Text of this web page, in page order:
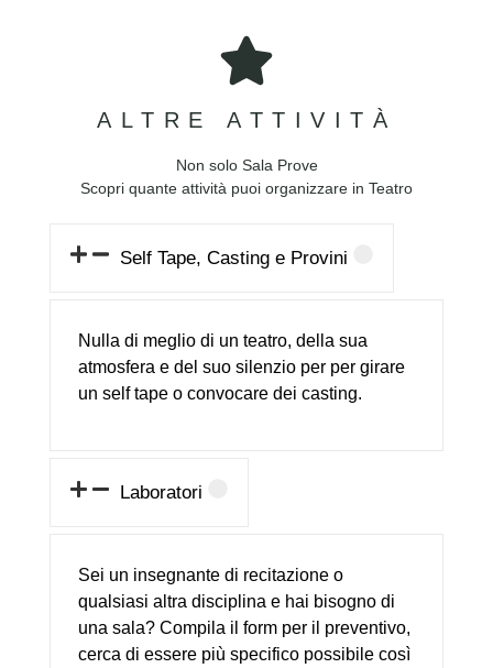
SALA MONICA
Sala Prove
e selftape. Dotata di aria condizionata,
bagno interno, impianto audio, softbox
e cavalletti per self tape
SCHEDA TECNICA
ALTRE ATTIVITÀ
Non solo Sala Prove
Scopri quante attività puoi organizzare in Teatro
Self Tape, Casting e Provini
Nulla di meglio di un teatro, della sua
atmosfera e del suo silenzio per per girare
un self tape o convocare dei casting.
Laboratori
Sei un insegnante di recitazione o
qualsiasi altra disciplina e hai bisogno di
una sala? Compila il form per il preventivo,
cerca di essere più specifico possibile così